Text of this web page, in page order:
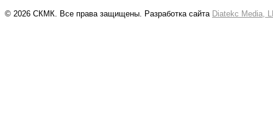
© 2026 СКМК. Все права защищены. Разработка сайта Diatekc Media,